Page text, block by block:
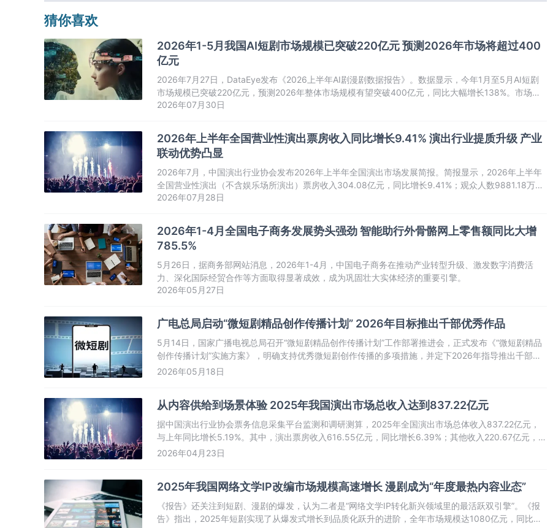
猜你喜欢
2026年1-5月我国AI短剧市场规模已突破220亿元 预测2026年市场将超过400
亿元
2026年7月27日，DataEye发布《2026上半年AI剧漫剧数据报告》。数据显示，今年1月至5月AI短剧
市场规模已突破220亿元，预测2026年整体市场规模有望突破400亿元，同比大幅增长138%。市场增
量中，AIGC视频大模型配套服务规模超200亿元，占据行业半壁江山。
2026年07月30日
2026年上半年全国营业性演出票房收入同比增长9.41% 演出行业提质升级 产业
联动优势凸显
2026年7月，中国演出行业协会发布2026年上半年全国演出市场发展简报。简报显示，2026年上半年
全国营业性演出（不含娱乐场所演出）票房收入304.08亿元，同比增长9.41%；观众人数9881.18万人
次，同比增长5.28%。
2026年07月28日
2026年1-4月全国电子商务发展势头强劲 智能助行外骨骼网上零售额同比大增
785.5%
5月26日，据商务部网站消息，2026年1-4月，中国电子商务在推动产业转型升级、激发数字消费活
力、深化国际经贸合作等方面取得显著成效，成为巩固壮大实体经济的重要引擎。
2026年05月27日
广电总局启动“微短剧精品创作传播计划” 2026年目标推出千部优秀作品
5月14日，国家广播电视总局召开“微短剧精品创作传播计划”工作部署推进会，正式发布《“微短剧精品
创作传播计划”实施方案》，明确支持优秀微短剧创作传播的多项措施，并定下2026年指导推出千部优
秀微短剧的目标任务。
2026年05月18日
从内容供给到场景体验 2025年我国演出市场总收入达到837.22亿元
据中国演出行业协会票务信息采集平台监测和调研测算，2025年全国演出市场总体收入837.22亿元，
与上年同比增长5.19%。其中，演出票房收入616.55亿元，同比增长6.39%；其他收入220.67亿元，同
比增长1.98%。全国营业性演出（不含娱乐场所演出）场次64.04万场，按可比口径比2024年增长
2026年04月23日
2025年我国网络文学IP改编市场规模高速增长 漫剧成为“年度最热内容业态”
《报告》还关注到短剧、漫剧的爆发，认为二者是“网络文学IP转化新兴领域里的最活跃双引擎”。《报
告》指出，2025年短剧实现了从爆发式增长到品质化跃升的进阶，全年市场规模达1080亿元，同比增